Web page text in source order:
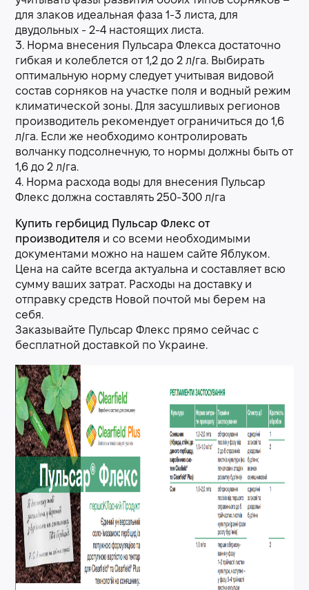
для злаков идеальная фаза 1-3 листа, для
двудольных - 2-4 настоящих листа.
3. Норма внесения Пульсара Флекса достаточно
гибкая и колеблется от 1,2 до 2 л/га. Выбирать
оптимальную норму следует учитывая видовой
состав сорняков на участке поля и водный режим
климатической зоны. Для засушливых регионов
производитель рекомендует ограничиться до 1,6
л/га. Если же необходимо контролировать
волчанку подсолнечную, то нормы должны быть от
1,6 до 2 л/га.
4. Норма расхода воды для внесения Пульсар
Флекс должна составлять 250-300 л/га
Купить гербицид Пульсар Флекс от
производителя и со всеми необходимыми
документами можно на нашем сайте Яблуком.
Цена на сайте всегда актуальна и составляет всю
сумму ваших затрат. Расходы на доставку и
отправку средств Новой почтой мы берем на
себя.
Заказывайте Пульсар Флекс прямо сейчас с
бесплатной доставкой по Украине.